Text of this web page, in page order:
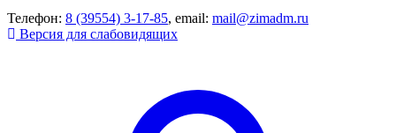
Телефон: 8 (39554) 3-17-85, email: mail@zimadm.ru
Версия для слабовидящих